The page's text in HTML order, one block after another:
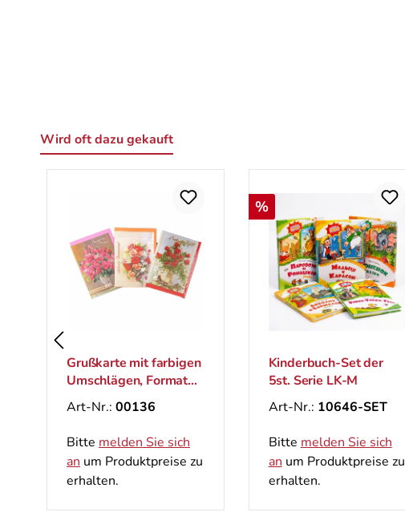
Wird oft dazu gekauft
Grußkarte mit farbigen
Umschlägen, Format
B6
Art-Nr.: 00136
Bitte melden Sie sich
an um Produktpreise zu
erhalten.
Rabatt
%
Kinderbuch-Set der
5st. Serie LK-M
Art-Nr.: 10646-SET
Bitte melden Sie sich
an um Produktpreise zu
erhalten.